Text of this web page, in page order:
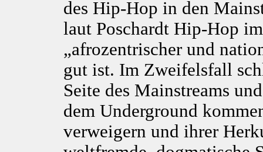
des Hip-Hop in den
laut Poschardt Hip-Hop
„afrozentrischer und
gut ist. Im Zweifelsfall
Seite des Mainstreams
dem Underground
verweigern und ihrer